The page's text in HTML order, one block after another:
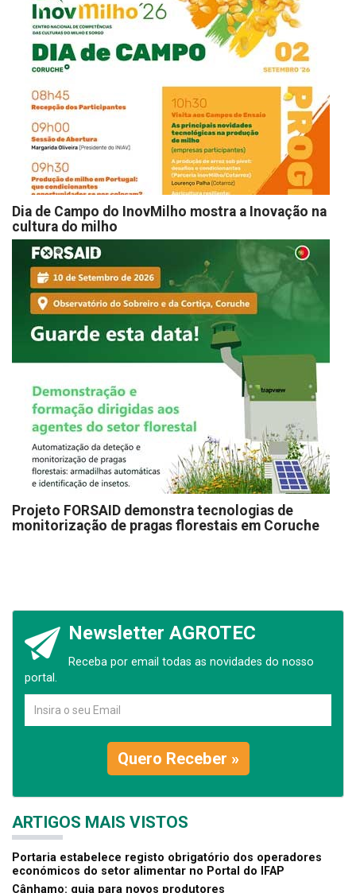
Dia de Campo do InovMilho mostra a Inovação na
cultura do milho
Projeto FORSAID demonstra tecnologias de
monitorização de pragas florestais em Coruche
Newsletter AGROTEC
Receba por email todas as novidades do nosso
portal.
Quero Receber »
ARTIGOS MAIS VISTOS
Portaria estabelece registo obrigatório dos operadores
económicos do setor alimentar no Portal do IFAP
Cânhamo: guia para novos produtores